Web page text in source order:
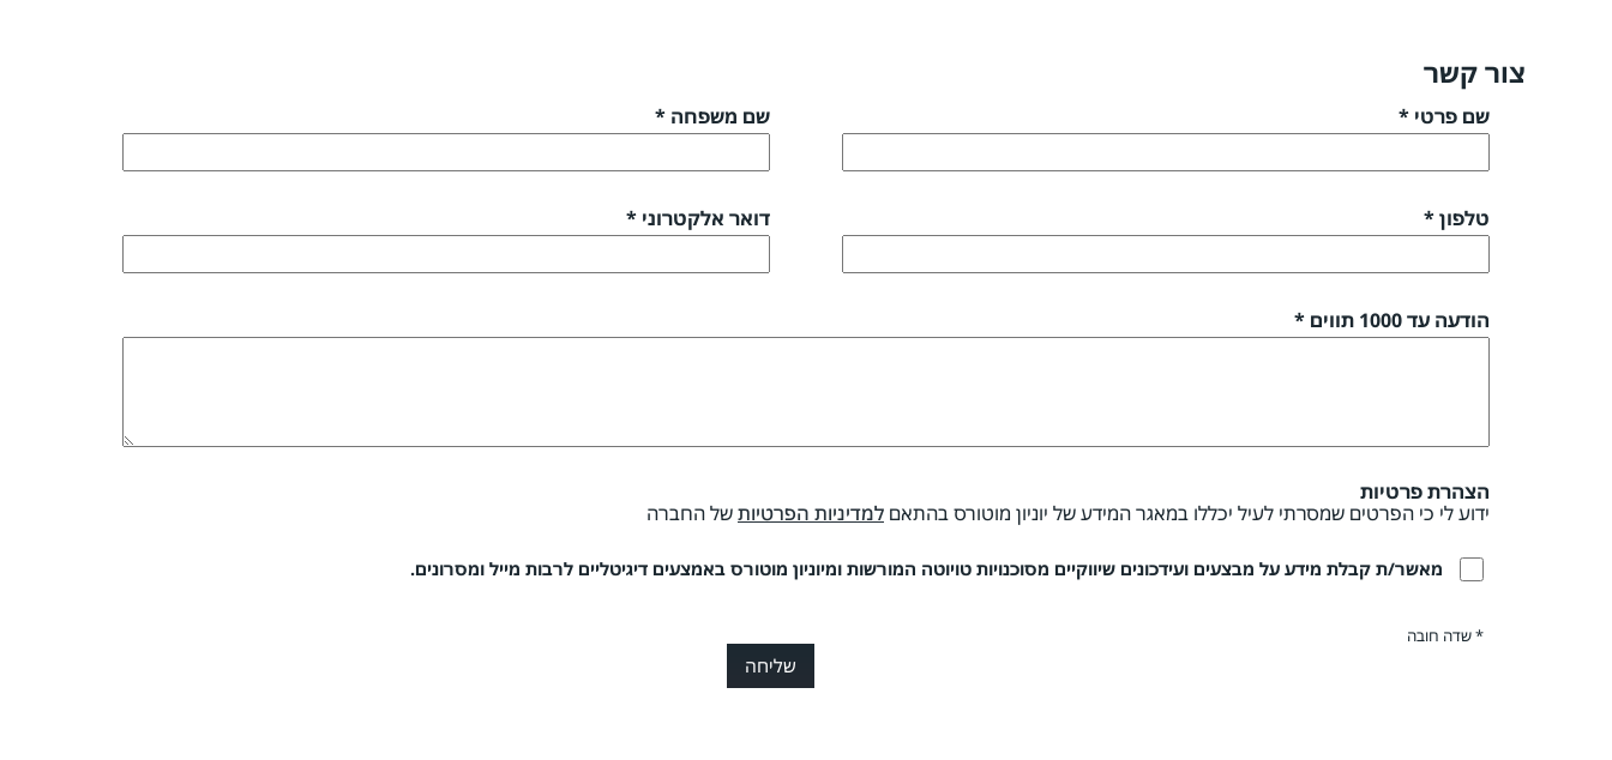
צור קשר
שם פרטי * שם משפחה *
טלפון * דואר אלקטרוני *
הודעה עד 1000 תווים *
הצהרת פרטיות
ידוע לי כי הפרטים שמסרתי לעיל יכללו במאגר המידע של יוניון מוטורס בהתאם למדיניות הפרטיותשל החברה
מאשר/ת קבלת מידע על מבצעים ועידכונים שיווקיים מסוכנויות טויוטה המורשות ומיוניון מוטורס באמצעים דיגיטליים לרבות מייל ומסרונים.
* שדה חובה